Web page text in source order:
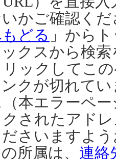
かご確認く
どる 」から
クスから検
リックしてこ
クが切れて
本エラーペ
クされたアド
さいますよ
所属は、 連絡